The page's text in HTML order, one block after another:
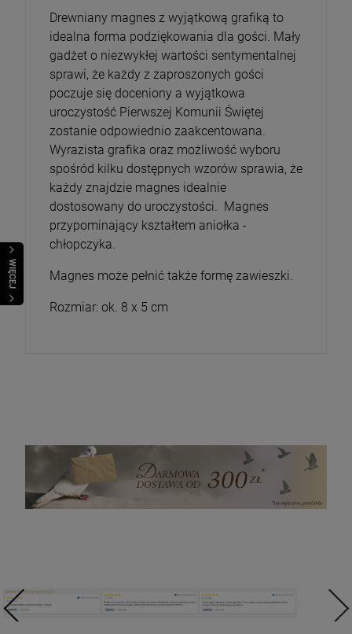
Bransoletka Benedyktyńska
16,00 zł
DO KOSZYKA
WIĘCEJ
Drewniany magnes z wyjątkową grafiką to
idealna forma podziękowania dla gości. Mały
gadżet o niezwykłej wartości sentymentalnej
sprawi, że każdy z zaproszonych gości
poczuje się doceniony a wyjątkowa
uroczystość Pierwszej Komunii Świętej
zostanie odpowiednio zaakcentowana.
Wyrazista grafika oraz możliwość wyboru
spośród kilku dostępnych wzorów sprawia, że
każdy znajdzie magnes idealnie
dostosowany do uroczystości. Magnes
przypominający kształtem aniołka -
chłopczyka.
Magnes może pełnić także formę zawieszki.
Rozmiar: ok. 8 x 5 cm